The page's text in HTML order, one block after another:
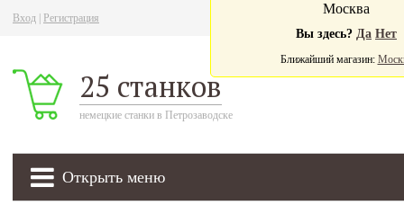
Вход Регистрация
25 станков
немецкие станки в Петрозаводске
Открыть меню
Москва
Вы здесь? Да Нет
Ближайший магазин: